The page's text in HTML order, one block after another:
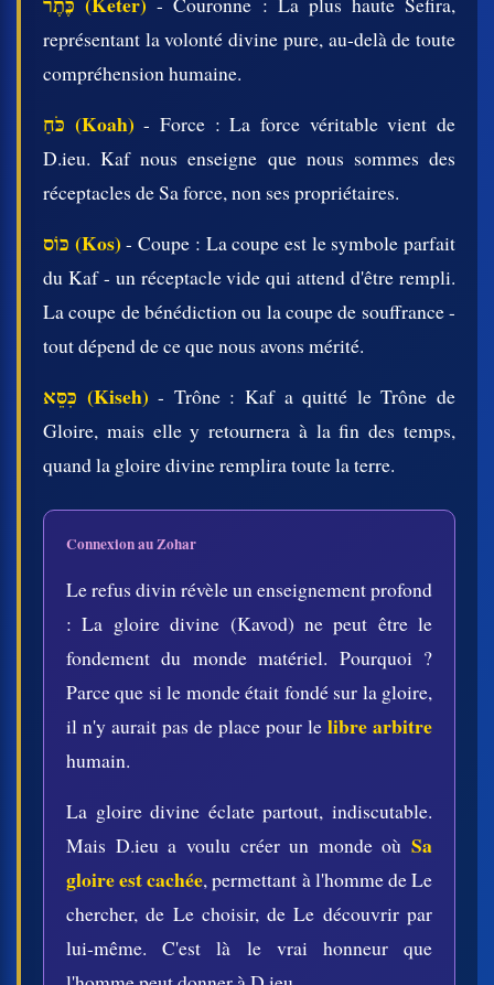
représentant la volonté divine pure, au-delà de toute
compréhension humaine.
כֹּחַ (Koah) - Force : La force véritable vient de
D.ieu. Kaf nous enseigne que nous sommes des
réceptacles de Sa force, non ses propriétaires.
כּוֹס (Kos) - Coupe : La coupe est le symbole parfait
du Kaf - un réceptacle vide qui attend d'être rempli.
La coupe de bénédiction ou la coupe de souffrance -
tout dépend de ce que nous avons mérité.
כִּסֵּא (Kiseh) - Trône : Kaf a quitté le Trône de
Gloire, mais elle y retournera à la fin des temps,
quand la gloire divine remplira toute la terre.
Connexion au Zohar
Le refus divin révèle un enseignement profond
: La gloire divine (Kavod) ne peut être le
fondement du monde matériel. Pourquoi ?
Parce que si le monde était fondé sur la gloire,
il n'y aurait pas de place pour le libre arbitre
humain.
La gloire divine éclate partout, indiscutable.
Mais D.ieu a voulu créer un monde où Sa
gloire est cachée, permettant à l'homme de Le
chercher, de Le choisir, de Le découvrir par
lui-même. C'est là le vrai honneur que